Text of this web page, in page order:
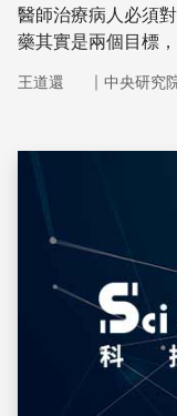
醫師治療病人必須
藥其實是兩個目標
王道還 ｜ 中央研究